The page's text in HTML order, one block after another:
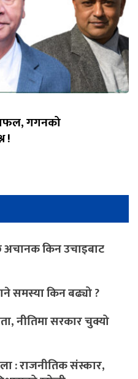
गगनको
!
अचानक किन उचाइबाट
समस्या किन बढ्यो ?
नीतिमा सरकार चुक्यो
: राजनीतिक संस्कार,